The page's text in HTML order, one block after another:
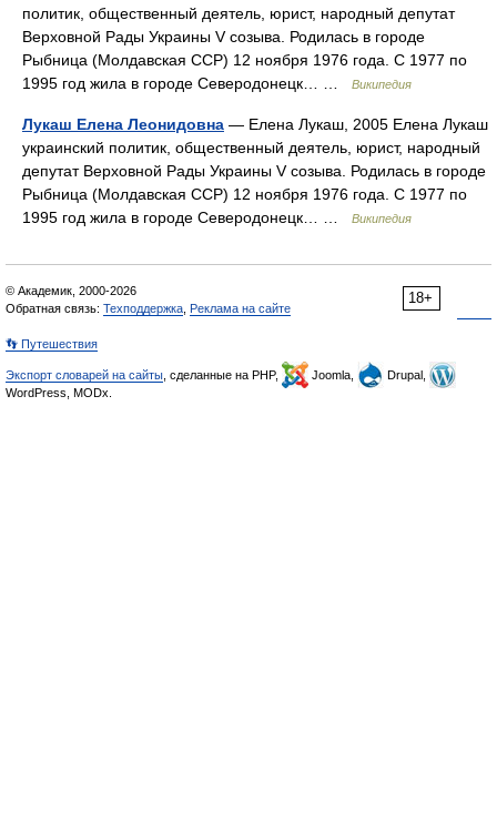
политик, общественный деятель, юрист, народный депутат
Верховной Рады Украины V созыва. Родилась в городе
Рыбница (Молдавская ССР) 12 ноября 1976 года. С 1977 по
1995 год жила в городе Северодонецк… …
Википедия
Лукаш Елена Леонидовна — Елена Лукаш, 2005 Елена Лукаш
украинский политик, общественный деятель, юрист, народный
депутат Верховной Рады Украины V созыва. Родилась в городе
Рыбница (Молдавская ССР) 12 ноября 1976 года. С 1977 по
1995 год жила в городе Северодонецк… …
Википедия
18+
© Академик, 2000-2026
Обратная связь: Техподдержка Реклама на сайте
👣 Путешествия
Экспорт словарей на сайты , сделанные на PHP, Joomla,
Drupal,
WordPress, MODx.